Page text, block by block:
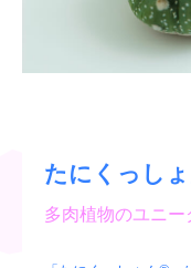
たにくっし
多肉植物のユニー